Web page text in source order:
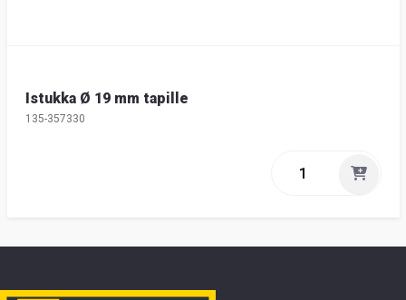
Istukka Ø 19 mm tapille
135-357330